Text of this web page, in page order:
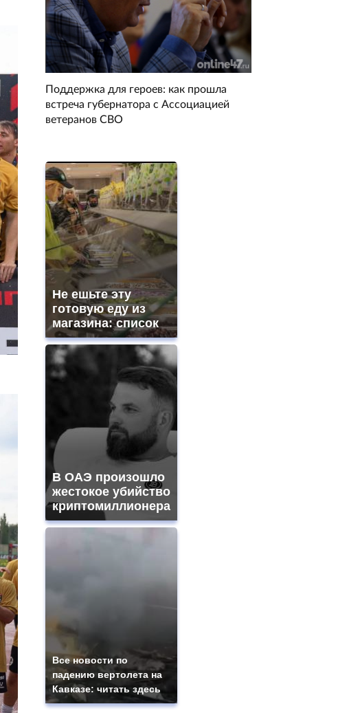
Поддержка для героев: как прошла
встреча губернатора с Ассоциацией
ветеранов СВО
Не ешьте эту
готовую еду из
магазина: список
В ОАЭ произошло
жестокое убийство
криптомиллионера
Все новости по
падению вертолета на
Кавказе: читать здесь